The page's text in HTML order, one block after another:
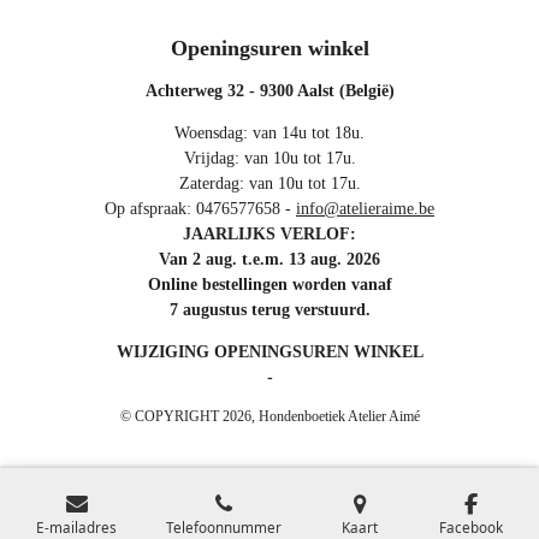
Openingsuren winkel
Achterweg 32 - 9300 Aalst (België)
Woensdag: van 14u tot 18u.
Vrijdag: van 10u tot 17u.
Zaterdag: van 10u tot 17u.
Op afspraak: 0476577658 - info@atelieraime.be
JAARLIJKS VERLOF:
Van 2 aug. t.e.m. 13 aug. 2026
Online bestellingen worden vanaf
7 augustus terug verstuurd.
WIJZIGING OPENINGSUREN WINKEL
-
© COPYRIGHT 2026, Hondenboetiek Atelier Aimé
E-mailadres Telefoonnummer Kaart Facebook